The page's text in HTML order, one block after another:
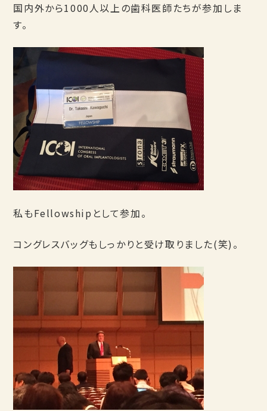
国内外から1000人以上の歯科医師たちが参加しま
す。
私もFellowshipとして参加。
コングレスバッグもしっかりと受け取りました(笑)。